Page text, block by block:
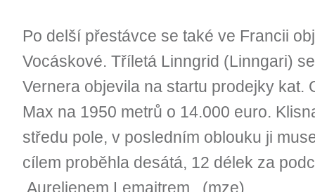
Po delší přestávce se také ve Francii
Vocáskové. Tříletá Linngrid (Linngari)
Vernera objevila na startu prodejky kat.
Max na 1950 metrů o 14.000 euro.
středu pole, v posledním oblouku ji
cílem proběhla desátá, 12 délek za
Aurelienem Lemaitrem. (mze)